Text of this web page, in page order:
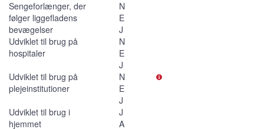
Sengeforlænger, der
følger liggefladens
bevægelser
N
E
J
Udviklet til brug på
hospitaler
N
E
J
Udviklet til brug på
plejeinstitutioner
N
E
J
Udviklet til brug i
hjemmet
J
A